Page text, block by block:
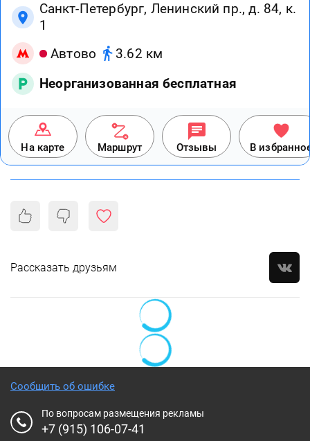
Санкт-Петербург, Ленинский пр., д. 84, к.
1
Автово
3.62 км
Неорганизованная бесплатная
На карте Маршрут Отзывы В
Рассказать друзьям
Сообщить об ошибке
По вопросам размещения рекламы
+7 (915) 106-07-41